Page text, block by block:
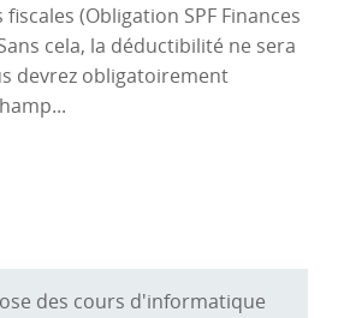
(Obligation SPF Finances
cela, la déductibilité ne sera
devrez obligatoirement
des cours d'informatique